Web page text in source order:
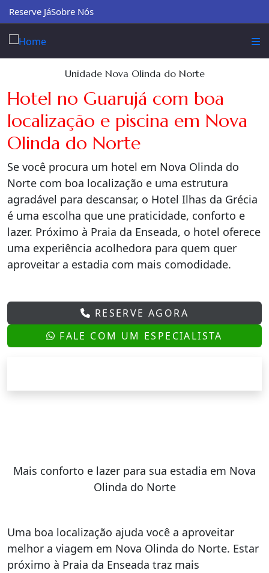
Reserve JáSobre Nós
Unidade Nova Olinda do Norte
Hotel no Guarujá com boa
localização e piscina em Nova
Olinda do Norte
Se você procura um hotel em Nova Olinda do
Norte com boa localização e uma estrutura
agradável para descansar, o Hotel Ilhas da Grécia
é uma escolha que une praticidade, conforto e
lazer. Próximo à Praia da Enseada, o hotel oferece
uma experiência acolhedora para quem quer
aproveitar a estadia com mais comodidade.
RESERVE AGORA
FALE COM UM ESPECIALISTA
Mais conforto e lazer para sua estadia em Nova
Olinda do Norte
Uma boa localização ajuda você a aproveitar
melhor a viagem em Nova Olinda do Norte. Estar
próximo à Praia da Enseada traz mais